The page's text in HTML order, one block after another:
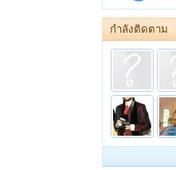
กำลังติดตาม